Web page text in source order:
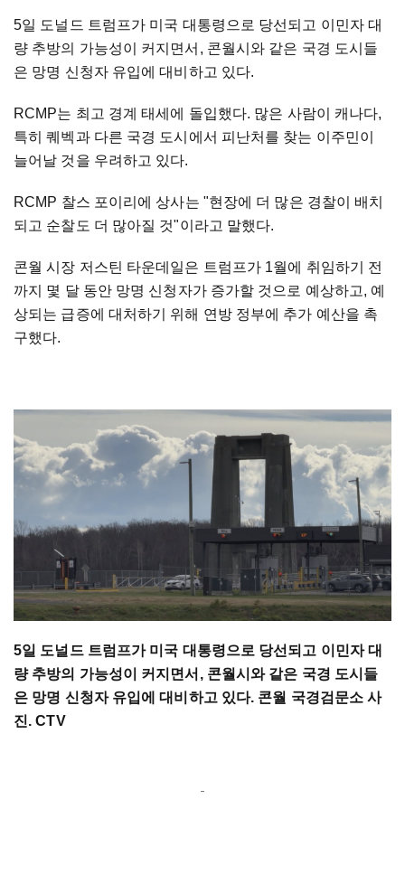
5일 도널드 트럼프가 미국 대통령으로 당선되고 이민자 대
량 추방의 가능성이 커지면서, 콘월시와 같은 국경 도시들
은 망명 신청자 유입에 대비하고 있다.
RCMP는 최고 경계 태세에 돌입했다. 많은 사람이 캐나다,
특히 퀘벡과 다른 국경 도시에서 피난처를 찾는 이주민이
늘어날 것을 우려하고 있다.
RCMP 찰스 포이리에 상사는 "현장에 더 많은 경찰이 배치
되고 순찰도 더 많아질 것"이라고 말했다.
콘월 시장 저스틴 타운데일은 트럼프가 1월에 취임하기 전
까지 몇 달 동안 망명 신청자가 증가할 것으로 예상하고, 예
상되는 급증에 대처하기 위해 연방 정부에 추가 예산을 촉
구했다.
5일 도널드 트럼프가 미국 대통령으로 당선되고 이민자 대
량 추방의 가능성이 커지면서, 콘월시와 같은 국경 도시들
은 망명 신청자 유입에 대비하고 있다. 콘월 국경검문소 사
진. CTV